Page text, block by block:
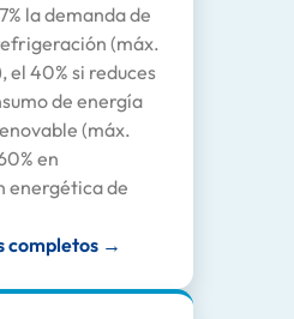
la demanda de
(máx.
40% si reduces
de energía
(máx.
en
energética de
completos →